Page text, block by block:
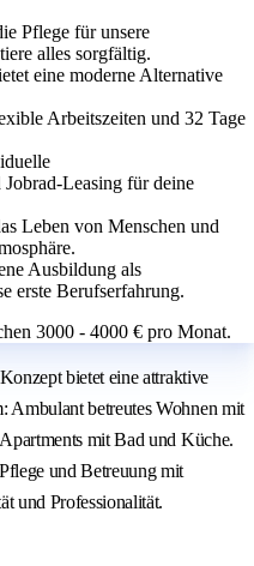
Pflege für unsere
alles sorgfältig.
eine moderne Alternative
Arbeitszeiten und 32 Tage
Leasing für deine
Leben von Menschen und
Ausbildung als
erste Berufserfahrung.
3000 - 4000 € pro Monat.
bietet eine attraktive
Ambulant betreutes Wohnen mit
mit Bad und Küche.
und Betreuung mit
und Professionalität.